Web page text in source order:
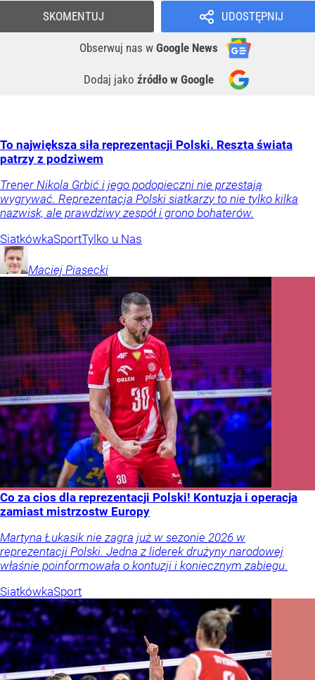
UDOSTĘPNIJ
Obserwuj nas w Google News
Dodaj jako źródło w Google
SKOMENTUJ
To największa siła reprezentacji Polski. Reszta świata
patrzy z podziwem
Trener Nikola Grbić i jego podopieczni nie przestają
wygrywać. Reprezentacja Polski siatkarzy to nie tylko kilka
nazwisk, ale prawdziwy zespół i grono bohaterów.
SiatkówkaSportTylko u Nas
Maciej Piasecki
Co za cios dla reprezentacji Polski! Kontuzja i operacja
zamiast mistrzostw Europy
Martyna Łukasik nie zagra już w sezonie 2026 w
reprezentacji Polski. Jedna z liderek drużyny narodowej
właśnie poinformowała o kontuzji i koniecznym zabiegu.
SiatkówkaSport